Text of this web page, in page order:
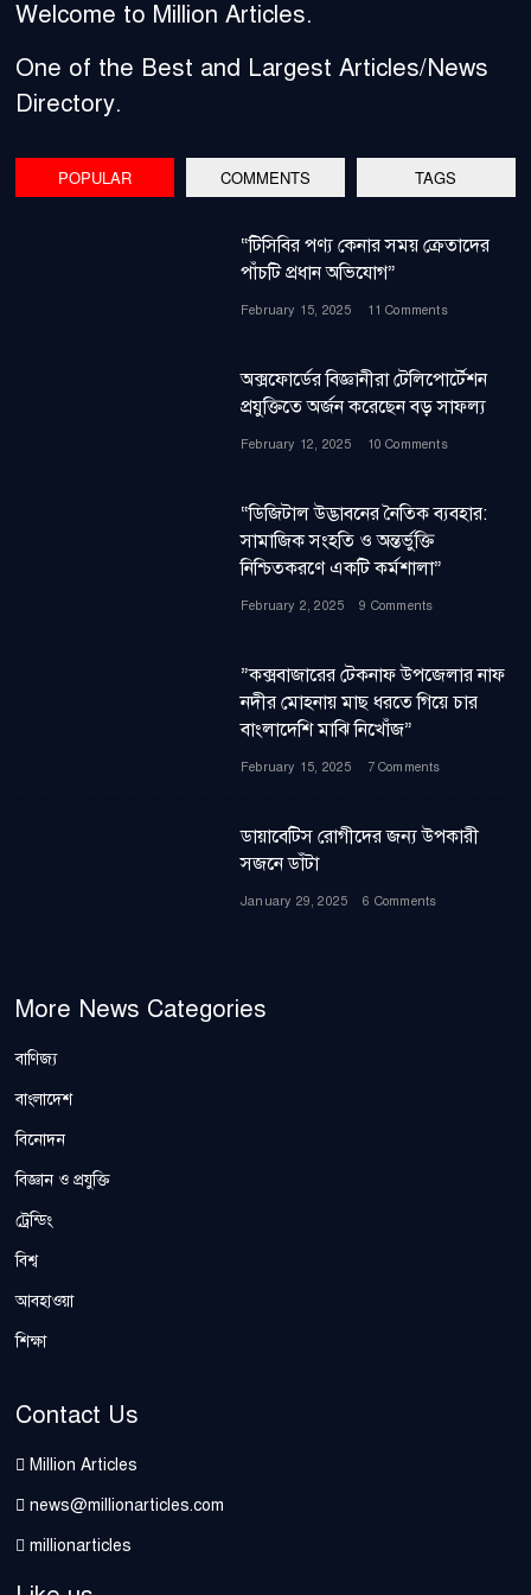
Welcome to Million Articles.
One of the Best and Largest Articles/News
Directory.
POPULAR COMMENTS TAGS
“টিসিবির পণ্য কেনার সময় ক্রেতাদের
পাঁচটি প্রধান অভিযোগ”
February 15, 2025 11 Comments
অক্সফোর্ডের বিজ্ঞানীরা টেলিপোর্টেশন
প্রযুক্তিতে অর্জন করেছেন বড় সাফল্য
February 12, 2025 10 Comments
“ডিজিটাল উদ্ভাবনের নৈতিক ব্যবহার:
সামাজিক সংহতি ও অন্তর্ভুক্তি
নিশ্চিতকরণে একটি কর্মশালা”
February 2, 2025 9 Comments
”কক্সবাজারের টেকনাফ উপজেলার নাফ
নদীর মোহনায় মাছ ধরতে গিয়ে চার
বাংলাদেশি মাঝি নিখোঁজ”
February 15, 2025 7 Comments
ডায়াবেটিস রোগীদের জন্য উপকারী
সজনে ডাঁটা
January 29, 2025 6 Comments
More News Categories
বাণিজ্য
বাংলাদেশ
বিনোদন
বিজ্ঞান ও প্রযুক্তি
ট্রেন্ডিং
বিশ্ব
আবহাওয়া
শিক্ষা
Contact Us
Million Articles
news@millionarticles.com
millionarticles